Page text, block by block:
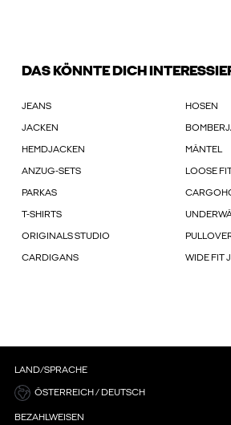
DAS KÖNNTE DICH
JEANS HOSEN
JACKEN
HEMDJACKEN MÄNTEL
ANZUG-SETS LOOSE
PARKAS
T-SHIRTS
ORIGINALS STUDIO
CARDIGANS WIDE FIT
LAND/SPRACHE
ÖSTERREICH / DEUTSCH
BEZAHLWEISEN